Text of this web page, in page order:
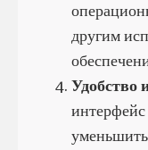
другим
Удобство